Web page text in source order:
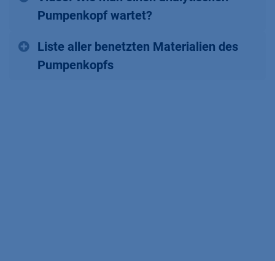
Pumpenkopf wartet?
Liste aller benetzten Materialien des
Pumpenkopfs